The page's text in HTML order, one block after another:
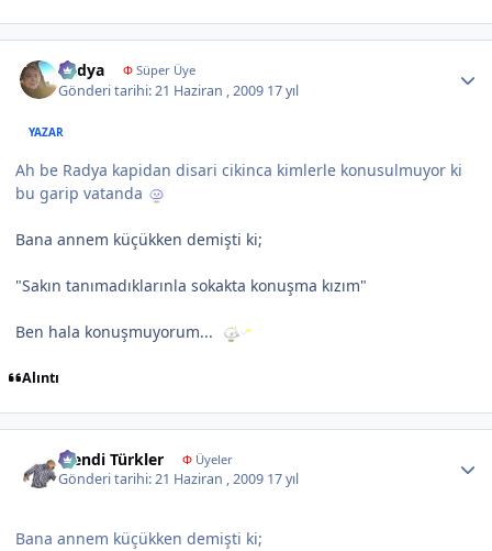
Radya ΦSüper Üye
Gönderi tarihi:21 Haziran , 2009 17 yıl
YAZAR
Ah be Radya kapidan disari cikinca kimlerle konusulmuyor ki
bu garip vatanda
Bana annem küçükken demişti ki;
"Sakın tanımadıklarınla sokakta konuşma kızım"
Ben hala konuşmuyorum...
Alıntı
Efendi Türkler ΦÜyeler
Gönderi tarihi:21 Haziran , 2009 17 yıl
Bana annem küçükken demişti ki;